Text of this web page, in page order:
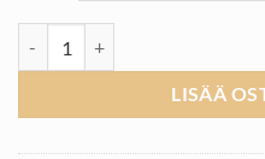
LISÄÄ